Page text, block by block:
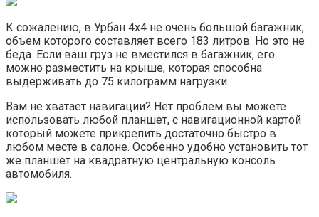
К сожалению, в Урбан 4х4 не очень большой багажник,
объем которого составляет всего 183 литров. Но это не
беда. Если ваш груз не вместился в багажник, его
можно разместить на крыше, которая способна
выдерживать до 75 килограмм нагрузки.
Вам не хватает навигации? Нет проблем вы можете
использовать любой планшет, с навигационной картой
который можете прикрепить достаточно быстро в
любом месте в салоне. Особенно удобно установить тот
же планшет на квадратную центральную консоль
автомобиля.